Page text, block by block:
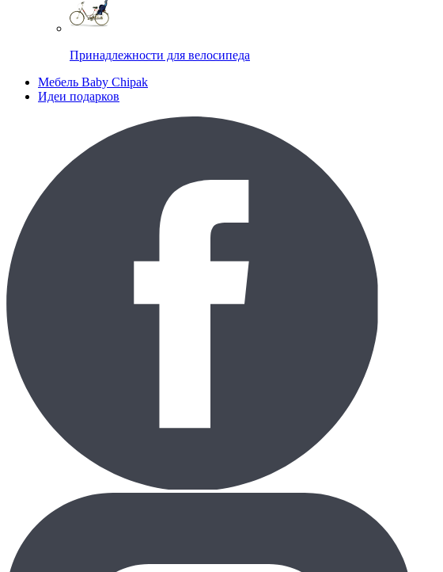
Принадлежности для велосипеда
Мебель Baby Chipak
Идеи подарков